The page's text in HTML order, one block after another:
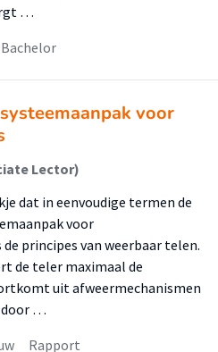
…
Bachelor
voor
Lector)
dat in eenvoudige termen de
voor
principes van weerbaar telen.
de teler maximaal de
uit afweermechanismen
door …
Rapport